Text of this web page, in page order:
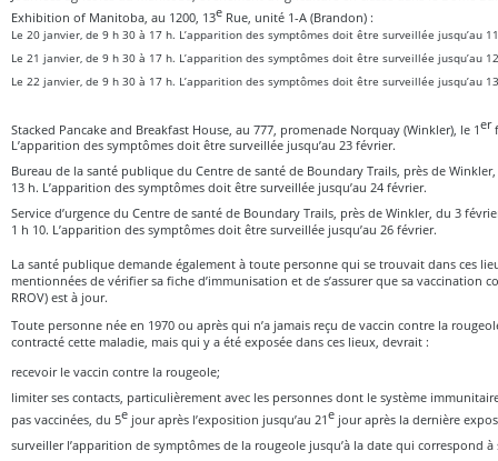
Exhibition of Manitoba, au 1200, 13e Rue, unité 1-A (Brandon) :
Le 20 janvier, de 9 h 30 à 17 h. L’apparition des symptômes doit être surveillée jusqu’au
Le 21 janvier, de 9 h 30 à 17 h. L’apparition des symptômes doit être surveillée jusqu’au
Le 22 janvier, de 9 h 30 à 17 h. L’apparition des symptômes doit être surveillée jusqu’au
Stacked Pancake and Breakfast House, au 777, promenade Norquay (Winkler), le 1er
L’apparition des symptômes doit être surveillée jusqu’au 23 février.
Bureau de la santé publique du Centre de santé de Boundary Trails, près de
13 h. L’apparition des symptômes doit être surveillée jusqu’au 24 février.
Service d’urgence du Centre de santé de Boundary Trails, près de Winkler, du 3
1 h 10. L’apparition des symptômes doit être surveillée jusqu’au 26 février.
La santé publique demande également à toute personne qui se trouvait dans ces
mentionnées de vérifier sa fiche d’immunisation et de s’assurer que sa vaccination
RROV) est à jour.
Toute personne née en 1970 ou après qui n’a jamais reçu de vaccin contre la
contracté cette maladie, mais qui y a été exposée dans ces lieux, devrait :
recevoir le vaccin contre la rougeole;
limiter ses contacts, particulièrement avec les personnes dont le système
pas vaccinées, du 5e jour après l’exposition jusqu’au 21e jour après la dernière
surveiller l’apparition de symptômes de la rougeole jusqu’à la date qui correspond